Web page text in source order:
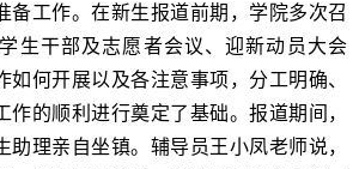
备工作。在新生报道前期，学院多次召
生干部及志愿者会议、迎新动员大会
如何开展以及各注意事项，分工明确、
作的顺利进行奠定了基础。报道期间，
助理亲自坐镇。辅导员王小凤老师说，